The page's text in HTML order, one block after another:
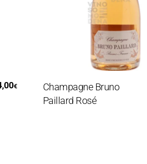
Champagne Bruno
Paillard Rosé